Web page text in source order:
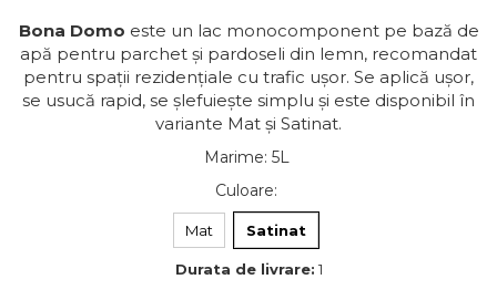
Bona Domo este un lac monocomponent pe bază de
apă pentru parchet și pardoseli din lemn, recomandat
pentru spații rezidențiale cu trafic ușor. Se aplică ușor,
se usucă rapid, se șlefuiește simplu și este disponibil în
variante Mat și Satinat.
Marime: 5L
Culoare:
Mat Satinat
Durata de livrare: 1